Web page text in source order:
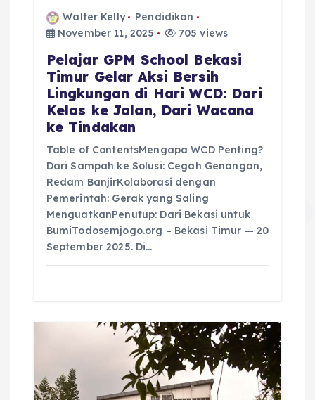
Walter Kelly
Pendidikan
November 11, 2025
705 views
Pelajar GPM School Bekasi
Timur Gelar Aksi Bersih
Lingkungan di Hari WCD: Dari
Kelas ke Jalan, Dari Wacana
ke Tindakan
Table of ContentsMengapa WCD Penting?
Dari Sampah ke Solusi: Cegah Genangan,
Redam BanjirKolaborasi dengan
Pemerintah: Gerak yang Saling
MenguatkanPenutup: Dari Bekasi untuk
BumiTodosemjogo.org – Bekasi Timur — 20
September 2025. Di…